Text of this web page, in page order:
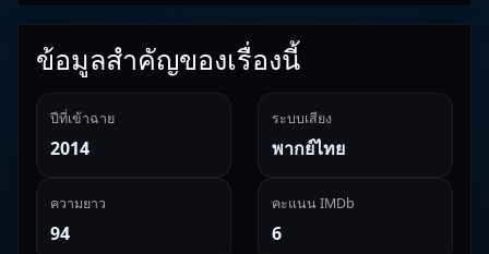
ข้อมูลสำคัญของเรื่องนี้
ปีที่เข้าฉาย
2014
ระบบเสียง
พากย์ไทย
ความยาว
94
คะแนน IMDb
6